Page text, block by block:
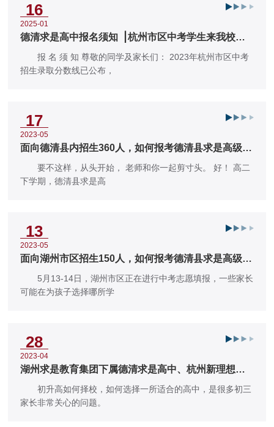
16
2025-01
德清求是高中报名须知▕ 杭州市区中考学生来我校报
名注意事项
报 名 须 知 尊敬的同学及家长们： 2023年杭州市区中考
招生录取分数线已公布，
17
2023-05
面向德清县内招生360人，如何报考德清县求是高级中
学，这份填报指南请查收！
要不这样，从头开始， 老师和你一起剪寸头。 好！ 高二
下学期，德清县求是高
13
2023-05
面向湖州市区招生150人，如何报考德清县求是高级中
学，这份填报指南请查收！
5月13-14日，湖州市区正在进行中考志愿填报，一些家长
可能在为孩子选择哪所学
28
2023-04
湖州求是教育集团下属德清求是高中、杭州新理想高
中、龙游华莘高中2023年招
初升高如何择校，如何选择一所适合的高中，是很多初三
家长非常关心的问题。